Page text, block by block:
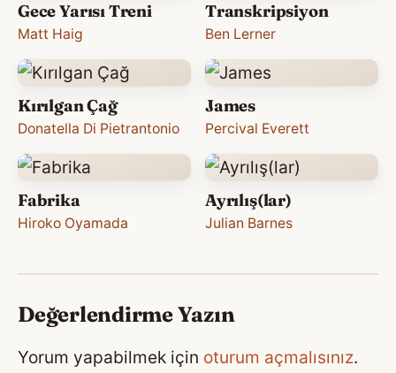
Gece Yarısı Treni
Matt Haig
Transkripsiyon
Ben Lerner
Kırılgan Çağ
Donatella Di Pietrantonio
James
Percival Everett
Fabrika
Hiroko Oyamada
Ayrılış(lar)
Julian Barnes
Değerlendirme Yazın
Yorum yapabilmek için oturum açmalısınız.